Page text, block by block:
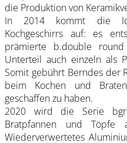
die Produktion von
In 2014 kommt die
Kochgeschirrs auf: es
prämierte b.double
Unterteil auch einzeln als
Somit gebührt Berndes der
beim Kochen und
geschaffen zu haben.
2020 wird die Serie
Bratpfannen und Töpfe
Wiederverwertetes